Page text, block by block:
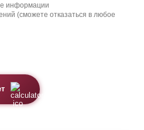
информации
(сможете отказаться в любое